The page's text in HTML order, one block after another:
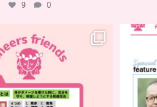
9 0
…
チアーズフレンズ
グループ勉強会
ズビューティーでは
11